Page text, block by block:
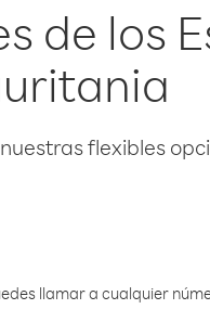
de los
flexibles
llamar a cualquier